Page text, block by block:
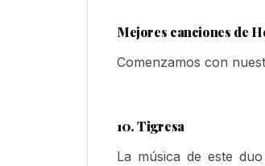
Mejores canciones de
Comenzamos con
10. Tigresa
La música de este